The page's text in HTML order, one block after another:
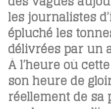
les journalistes
épluché les
délivrées par un
À l’heure où
son heure de
réellement de sa